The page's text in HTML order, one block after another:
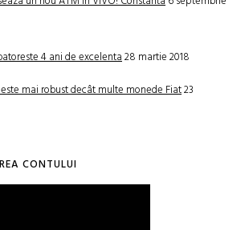
4 ani de excelenta28 martie 2018
mai robust decât multe monede Fiat23
CONTULUI